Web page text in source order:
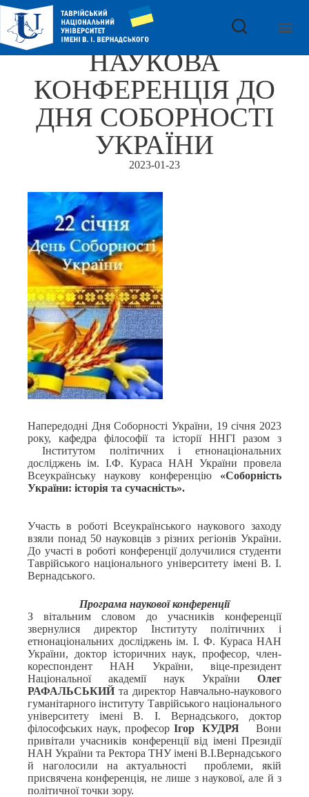
НАУКОВА
КОНФЕРЕНЦІЯ ДО
ДНЯ СОБОРНОСТІ
УКРАЇНИ
2023-01-23
Напередодні Дня Соборності України, 19 січня 2023
року, кафедра філософії та історії ННГІ разом з
Інститутом політичних і етнонаціональних
досліджень ім. І.Ф. Кураса НАН України провела
Всеукраїнську наукову конференцію «Соборність
України: історія та сучасність».
Участь в роботі Всеукраїнського наукового заходу
взяли понад 50 науковців з різних регіонів України.
До участі в роботі конференції долучилися студенти
Таврійського національного університету імені В. І.
Вернадського.
Програма наукової конференції
З вітальним словом до учасників конференції
звернулися директор Інституту політичних і
етнонаціональних досліджень ім. І. Ф. Кураса НАН
України, доктор історичних наук, професор, член-
кореспондент НАН України, віце-президент
Національної академії наук України Олег
РАФАЛЬСЬКИЙ та директор Навчально-наукового
гуманітарного інституту Таврійського національного
університету імені В. І. Вернадського, доктор
філософських наук, професор Ігор КУДРЯ Вони
привітали учасників конференції від імені Президії
НАН України та Ректора ТНУ імені В.І.Вернадського
й наголосили на актуальності проблеми, якій
присвячена конференція, не лише з наукової, але й з
політичної точки зору.